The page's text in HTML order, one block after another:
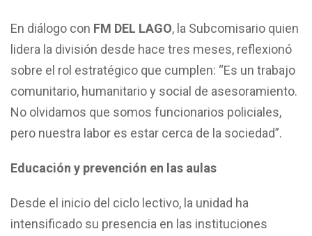
En diálogo con FM DEL LAGO, la Subcomisario quien
lidera la división desde hace tres meses, reflexionó
sobre el rol estratégico que cumplen: “Es un trabajo
comunitario, humanitario y social de asesoramiento.
No olvidamos que somos funcionarios policiales,
pero nuestra labor es estar cerca de la sociedad”.
Educación y prevención en las aulas
Desde el inicio del ciclo lectivo, la unidad ha
intensificado su presencia en las instituciones